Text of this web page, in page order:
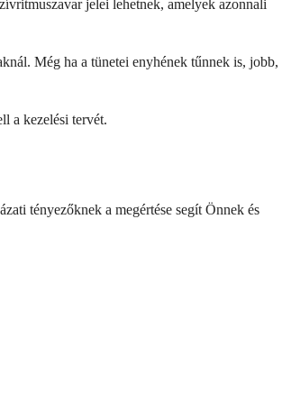
jelei lehetnek, amelyek azonnali
Még ha a tünetei enyhének tűnnek is, jobb,
a kezelési tervét.
tényezőknek a megértése segít Önnek és